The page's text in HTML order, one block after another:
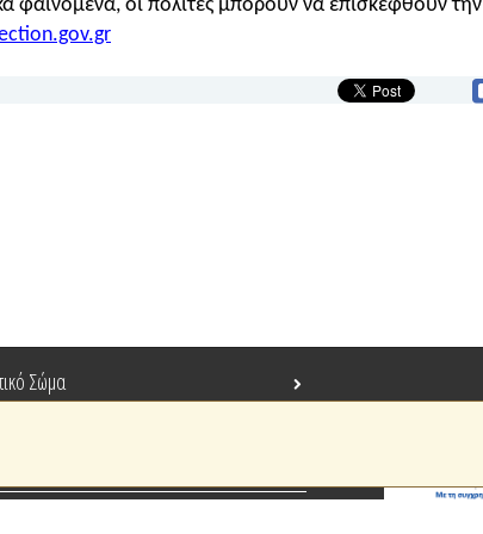
φαινόμενα, οι πολίτες μπορούν να επισκεφθούν την
Σώμα